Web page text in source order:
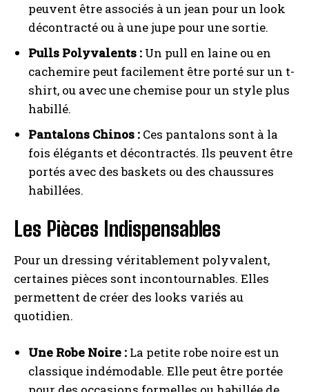
peuvent être associés à un jean pour un look
décontracté ou à une jupe pour une sortie.
Pulls Polyvalents : Un pull en laine ou en
cachemire peut facilement être porté sur un t-
shirt, ou avec une chemise pour un style plus
habillé.
Pantalons Chinos : Ces pantalons sont à la
fois élégants et décontractés. Ils peuvent être
portés avec des baskets ou des chaussures
habillées.
Les Pièces Indispensables
Pour un dressing véritablement polyvalent,
certaines pièces sont incontournables. Elles
permettent de créer des looks variés au
quotidien.
Une Robe Noire : La petite robe noire est un
classique indémodable. Elle peut être portée